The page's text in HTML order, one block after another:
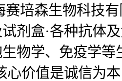
培森生物科技有
剂盒·各种抗体
物学、免疫学
心价值是诚信为